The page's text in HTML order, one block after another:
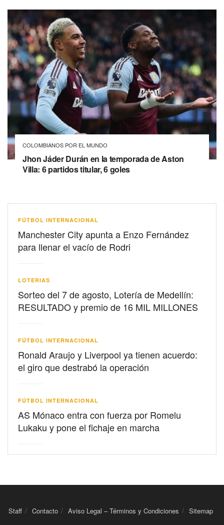
COLOMBIANOS POR EL MUNDO
Jhon Jáder Durán en la temporada de Aston
Villa: 6 partidos titular, 6 goles
FÚTBOL INTERNACIONAL
Manchester City apunta a Enzo Fernández
para llenar el vacío de Rodri
LOTERIAS
Sorteo del 7 de agosto, Lotería de Medellín:
RESULTADO y premio de 16 MIL MILLONES
FÚTBOL INTERNACIONAL
Ronald Araujo y Liverpool ya tienen acuerdo:
el giro que destrabó la operación
FÚTBOL INTERNACIONAL
AS Mónaco entra con fuerza por Romelu
Lukaku y pone el fichaje en marcha
Staff Contacto Aviso Legal – Términos y Condiciones Sitemap